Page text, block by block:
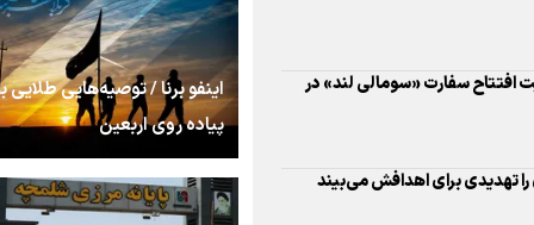
اشک
جمله‌ای که بغض
را شکست؛ «آهای مردم،
تهران رفتند»
سه حسرتی که به
اینفو برنا / توصیه‌هایی طلایی
پیاده روی اربعین